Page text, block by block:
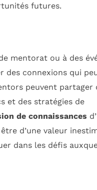
futures.
mentorat ou à des
des connexions qui
peuvent partager
et des stratégies de
de connaissances
d’une valeur
dans les défis